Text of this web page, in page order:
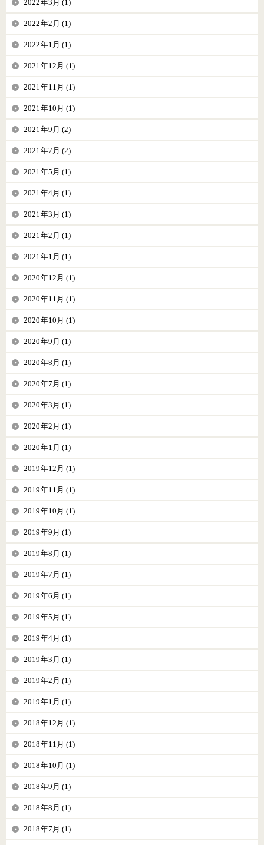
2022年3月 (1)
2022年2月 (1)
2022年1月 (1)
2021年12月 (1)
2021年11月 (1)
2021年10月 (1)
2021年9月 (2)
2021年7月 (2)
2021年5月 (1)
2021年4月 (1)
2021年3月 (1)
2021年2月 (1)
2021年1月 (1)
2020年12月 (1)
2020年11月 (1)
2020年10月 (1)
2020年9月 (1)
2020年8月 (1)
2020年7月 (1)
2020年3月 (1)
2020年2月 (1)
2020年1月 (1)
2019年12月 (1)
2019年11月 (1)
2019年10月 (1)
2019年9月 (1)
2019年8月 (1)
2019年7月 (1)
2019年6月 (1)
2019年5月 (1)
2019年4月 (1)
2019年3月 (1)
2019年2月 (1)
2019年1月 (1)
2018年12月 (1)
2018年11月 (1)
2018年10月 (1)
2018年9月 (1)
2018年8月 (1)
2018年7月 (1)